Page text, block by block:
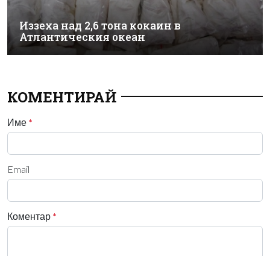
Иззеха над 2,6 тона кокаин в
Атлантическия океан
КОМЕНТИРАЙ
Име *
Email
Коментар *